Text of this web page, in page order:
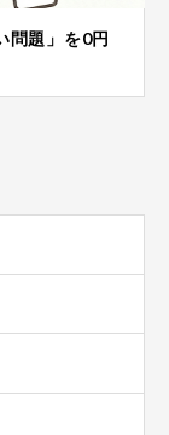
問題」を0円